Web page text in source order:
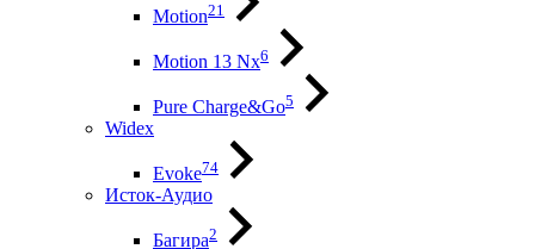
Motion21
Motion 13 Nx6
Pure Charge&Go5
Widex
Evoke74
Исток-Аудио
Багира2